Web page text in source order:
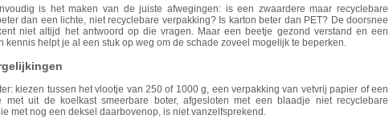
is het maken van de juiste afwegingen: is een zwaardere maar recyclebare
dan een lichte, niet recyclebare verpakking? Is karton beter dan PET? De doorsnee
niet altijd het antwoord op die vragen. Maar een beetje gezond verstand en een
kennis helpt je al een stuk op weg om de schade zoveel mogelijk te beperken.
kiezen tussen het vlootje van 250 of 1000 g, een verpakking van vetvrij papier of een
met uit de koelkast smeerbare boter, afgesloten met een blaadje niet recyclebare
met nog een deksel daarbovenop, is niet vanzelfsprekend.